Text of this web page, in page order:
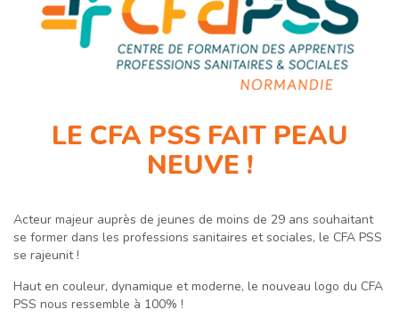
LE CFA PSS FAIT PEAU
NEUVE !
Acteur majeur auprès de jeunes de moins de 29 ans souhaitant
se former dans les professions sanitaires et sociales, le CFA PSS
se rajeunit !
Haut en couleur, dynamique et moderne, le nouveau logo du CFA
PSS nous ressemble à 100% !